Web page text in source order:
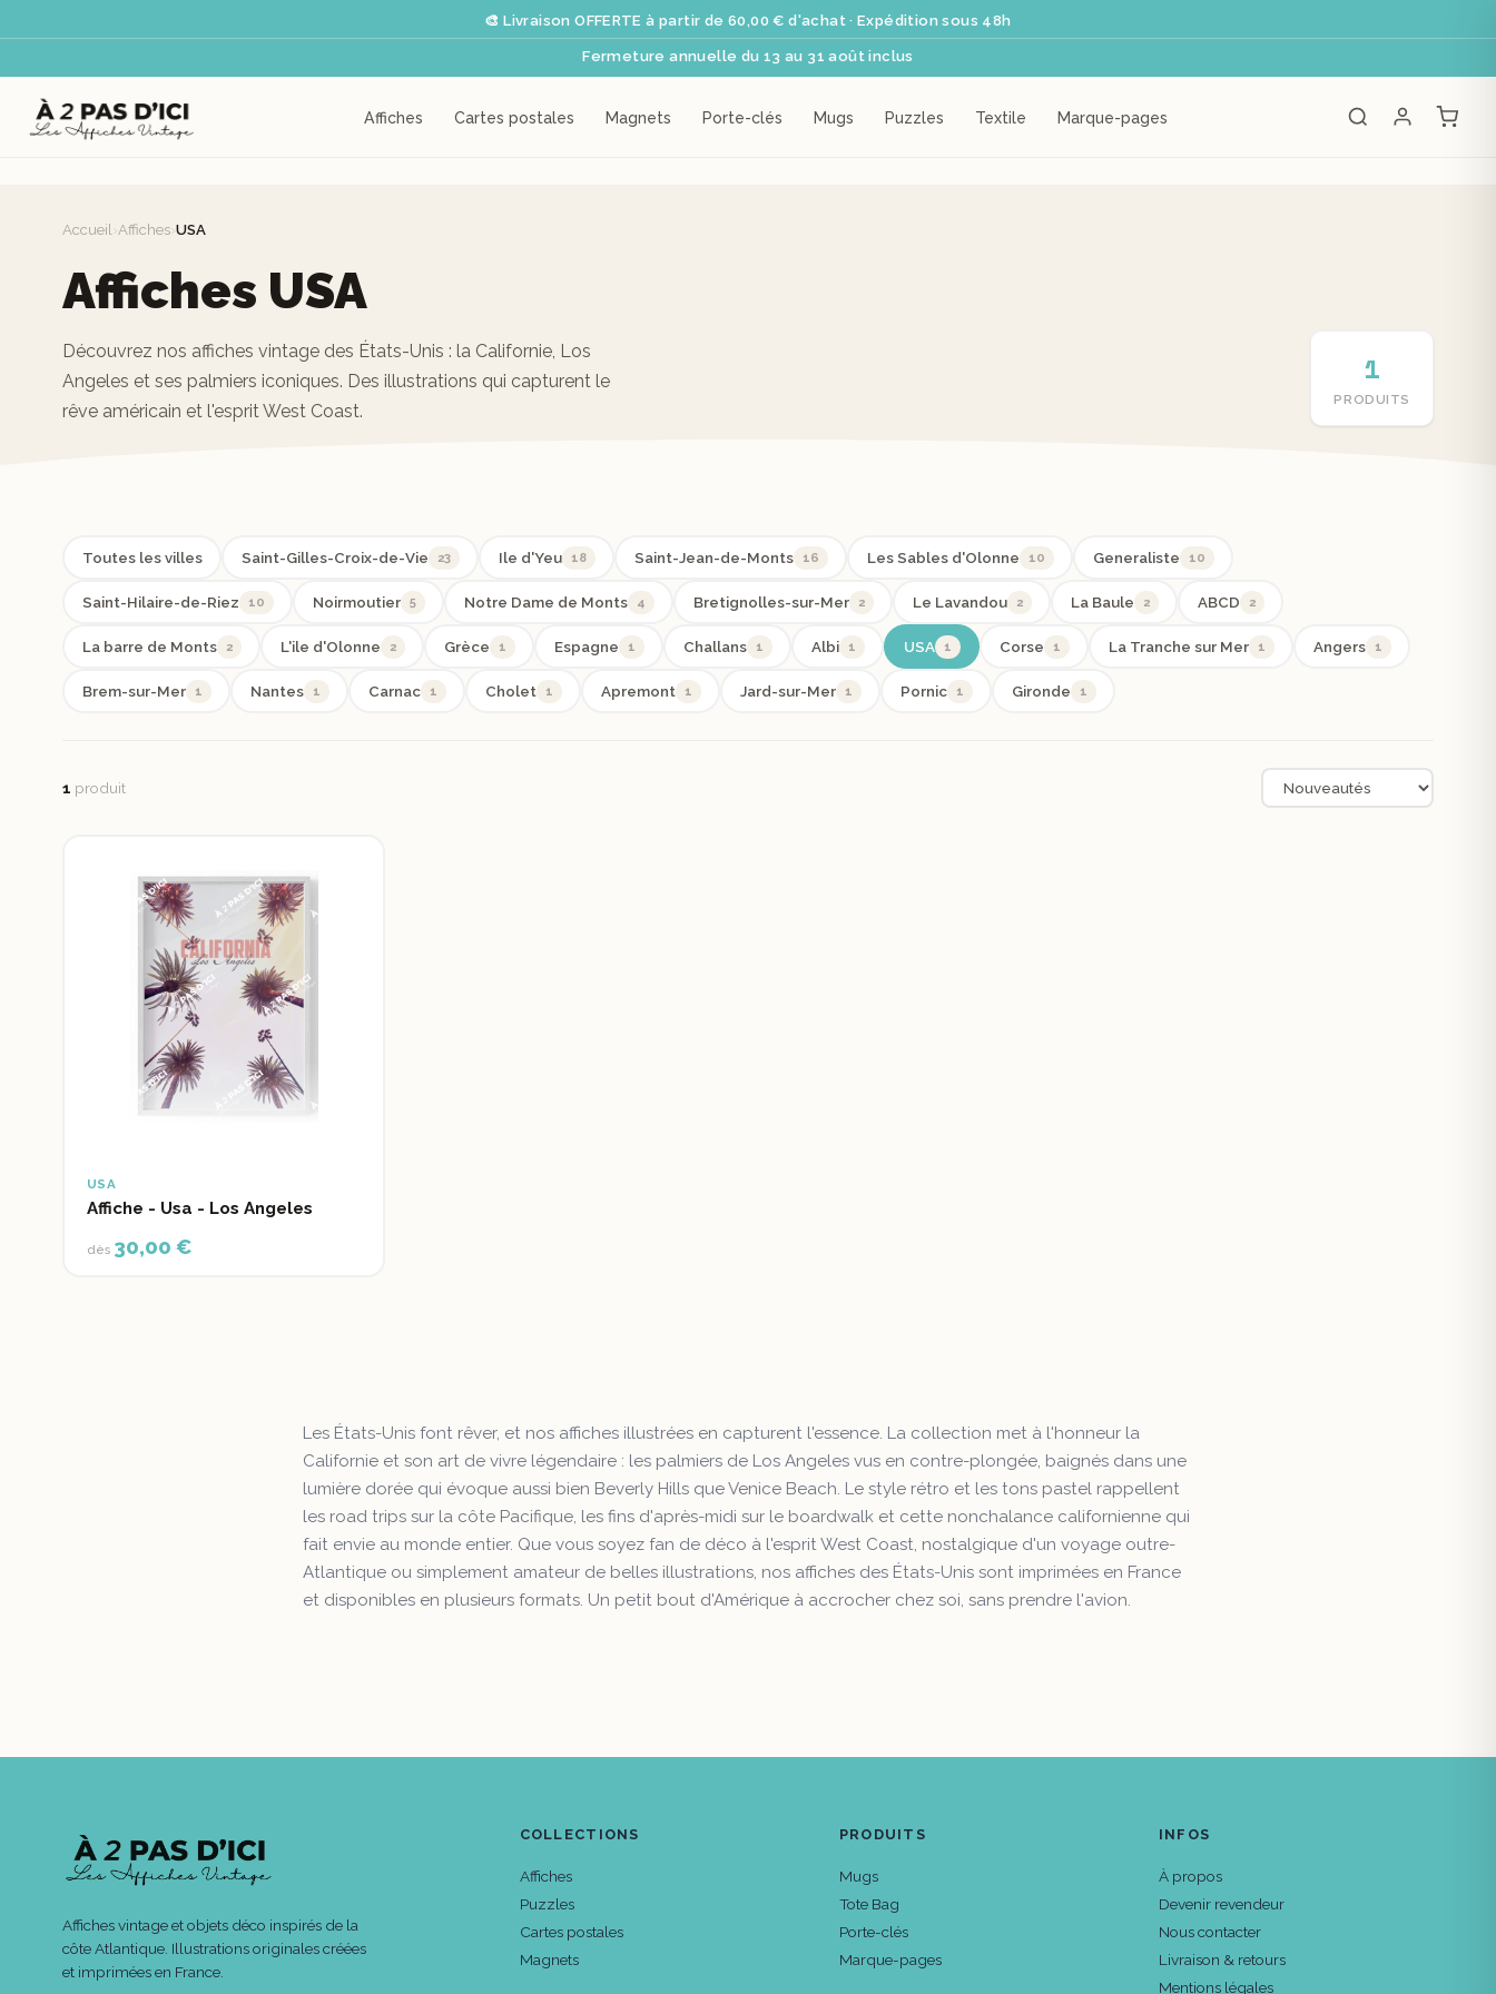
🎨 Livraison OFFERTE à partir de 60,00 € d'achat · Expédition sous 48h
Fermeture annuelle du 13 au 31 août inclus
Affiches Cartes postales Magnets Porte-clés Mugs Puzzles Textile Marque-pages
Accueil Affiches USA
Affiches USA
Découvrez nos affiches vintage des États-Unis : la Californie, Los
Angeles et ses palmiers iconiques. Des illustrations qui capturent le
rêve américain et l'esprit West Coast.
1
PRODUITS
Toutes les villes Saint-Gilles-Croix-de-Vie 23 Ile d'Yeu 18 Saint-Jean-de-Monts 16 Les Sables d'Olonne 10 Generaliste 10
Saint-Hilaire-de-Riez 10 Noirmoutier 5 Notre Dame de Monts 4 Bretignolles-sur-Mer 2 Le Lavandou 2 La Baule 2 ABCD 2
La barre de Monts 2 L'ile d'Olonne 2 Grèce 1 Espagne 1 Challans 1 Albi 1 USA 1 Corse 1 La Tranche sur Mer 1 Angers 1
Brem-sur-Mer 1 Nantes 1 Carnac 1 Cholet 1 Apremont 1 Jard-sur-Mer 1 Pornic 1 Gironde 1
1 produit
USA
Affiche - Usa - Los Angeles
dès 30,00 €
Les États-Unis font rêver, et nos affiches illustrées en capturent l'essence. La collection met à l'honneur la
Californie et son art de vivre légendaire : les palmiers de Los Angeles vus en contre-plongée, baignés dans une
lumière dorée qui évoque aussi bien Beverly Hills que Venice Beach. Le style rétro et les tons pastel rappellent
les road trips sur la côte Pacifique, les fins d'après-midi sur le boardwalk et cette nonchalance californienne qui
fait envie au monde entier. Que vous soyez fan de déco à l'esprit West Coast, nostalgique d'un voyage outre-
Atlantique ou simplement amateur de belles illustrations, nos affiches des États-Unis sont imprimées en France
et disponibles en plusieurs formats. Un petit bout d'Amérique à accrocher chez soi, sans prendre l'avion.
Affiches vintage et objets déco inspirés de la
côte Atlantique. Illustrations originales créées
et imprimées en France.
COLLECTIONS
Affiches
Puzzles
Cartes postales
Magnets
PRODUITS
Mugs
Tote Bag
Porte-clés
Marque-pages
INFOS
À propos
Devenir revendeur
Nous contacter
Livraison & retours
Mentions légales